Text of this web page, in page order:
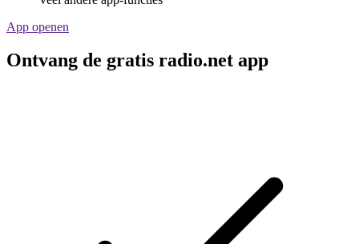
App openen
Ontvang de gratis radio.net app